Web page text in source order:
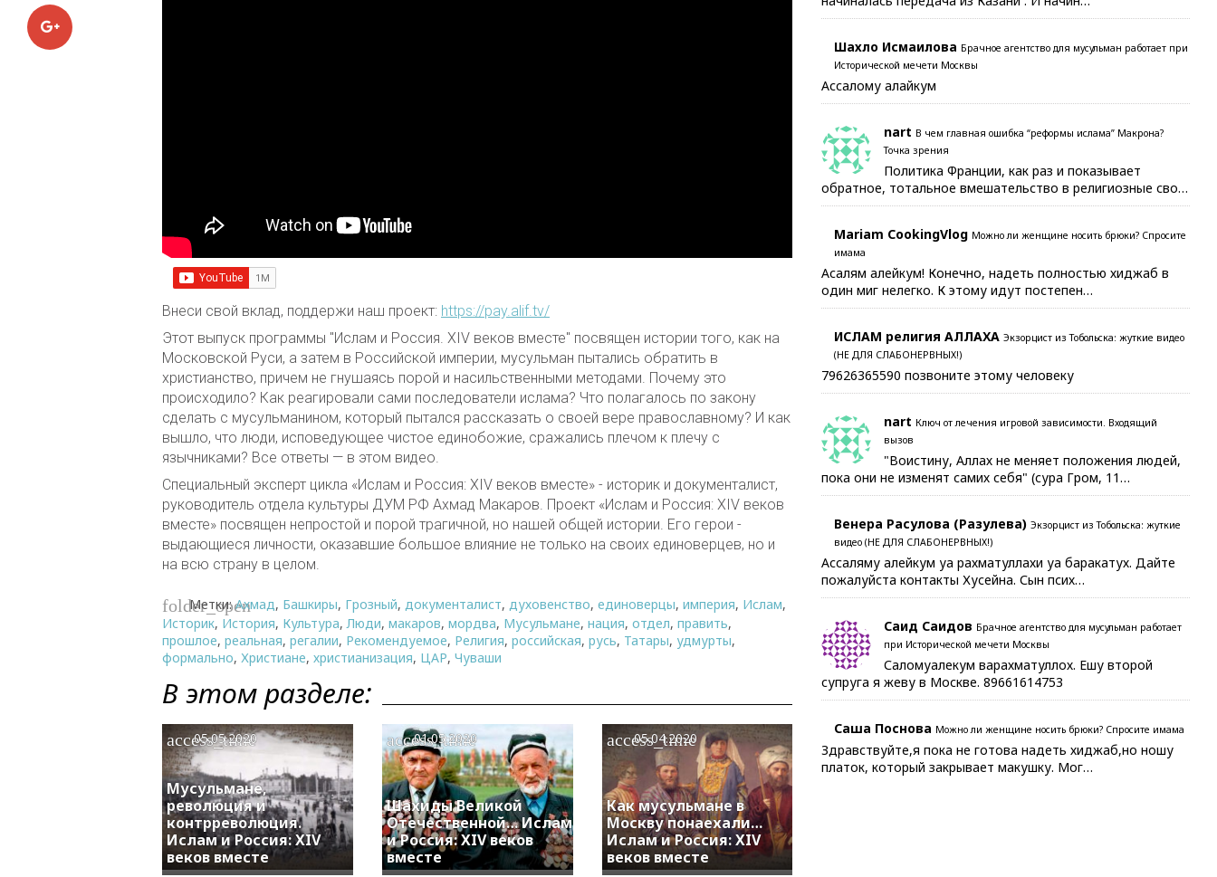
Google+
Внеси свой вклад, поддержи наш проект: https://pay.alif.tv/
Этот выпуск программы "Ислам и Россия. XIV веков вместе" посвящен истории того, как на
Московской Руси, а затем в Российской империи, мусульман пытались обратить в
христианство, причем не гнушаясь порой и насильственными методами. Почему это
происходило? Как реагировали сами последователи ислама? Что полагалось по закону
сделать с мусульманином, который пытался рассказать о своей вере православному? И как
вышло, что люди, исповедующее чистое единобожие, сражались плечом к плечу с
язычниками? Все ответы — в этом видео.
Специальный эксперт цикла «Ислам и Россия: XIV веков вместе» - историк и документалист,
руководитель отдела культуры ДУМ РФ Ахмад Макаров. Проект «Ислам и Россия: XIV веков
вместе» посвящен непростой и порой трагичной, но нашей общей истории. Его герои -
выдающиеся личности, оказавшие большое влияние не только на своих единоверцев, но и
на всю страну в целом.
folder_open
Метки:Ахмад, Башкиры, Грозный, документалист, духовенство, единоверцы, империя, Ислам,
Историк, История, Культура,Люди, макаров, мордва, Мусульмане, нация, отдел, править,
прошлое, реальная, регалии, Рекомендуемое, Религия, российская, русь, Татары, удмурты,
формально, Христиане, христианизация, ЦАР, Чуваши
В этом разделе:
Мусульмане,
революция и
контрреволюция.
Ислам и Россия: XIV
веков вместе
access_time
05.05.2020
Шахиды Великой
Отечественной… Ислам
и Россия: XIV веков
вместе
access_time
01.05.2020
Как мусульмане в
Москву понаехали…
Ислам и Россия: XIV
веков вместе
access_time
05.04.2020
Шахло Исмаилова Брачное агентство для мусульман работает при
Исторической мечети Москвы
Ассалому алайкум
nart В чем главная ошибка “реформы ислама” Макрона?
Точка зрения
Политика Франции, как раз и показывает
обратное, тотальное вмешательство в религиозные сво…
Mariam CookingVlog Можно ли женщине носить брюки? Спросите
имама
Асалям алейкум! Конечно, надеть полностью хиджаб в
один миг нелегко. К этому идут постепен…
ИСЛАМ религия АЛЛАХА Экзорцист из Тобольска: жуткие видео
(НЕ ДЛЯ СЛАБОНЕРВНЫХ!)
79626365590 позвоните этому человеку
nart Ключ от лечения игровой зависимости. Входящий
вызов
"Воистину, Аллах не меняет положения людей,
пока они не изменят самих себя" (сура Гром, 11…
Венера Расулова (Разулева) Экзорцист из Тобольска: жуткие
видео (НЕ ДЛЯ СЛАБОНЕРВНЫХ!)
Ассаляму алейкум уа рахматуллахи уа баракатух. Дайте
пожалуйста контакты Хусейна. Сын псих…
Саид Саидов Брачное агентство для мусульман работает
при Исторической мечети Москвы
Саломуалекум варахматуллох. Ешу второй
супруга я жеву в Москве. 89661614753
Саша Поснова Можно ли женщине носить брюки? Спросите имама
Здравствуйте,я пока не готова надеть хиджаб,но ношу
платок, который закрывает макушку. Мог…